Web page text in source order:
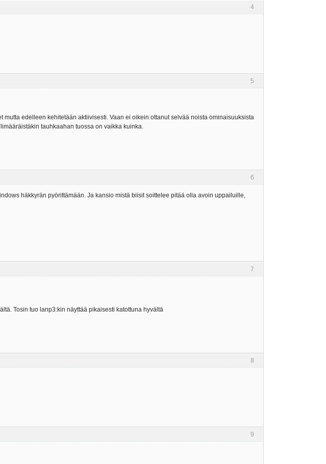
4
5
edelleen kehitetään aktiivisesti. Vaan ei oikein ottanut selvää noista ominaisuuksista
tauhkaahan tuossa on vaikka kuinka.
6
häkkyrän pyörittämään. Ja kansio mistä biisit soittelee pitää olla avoin uppailuille,
7
Tosin tuo lanp3:kin näyttää pikaisesti katottuna hyvältä
8
9